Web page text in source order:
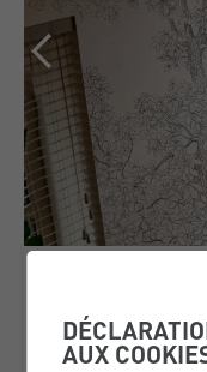
LE GRAND
AUX